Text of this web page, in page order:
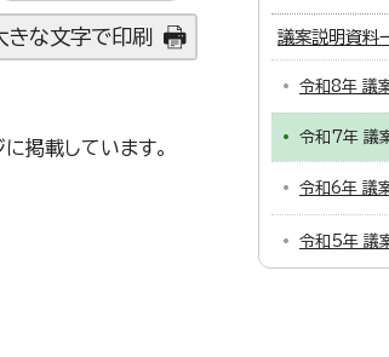
きな文字で印刷
掲載しています。
議案説明資料
令和8年 議
令和7年 議
令和6年 議
令和5年 議